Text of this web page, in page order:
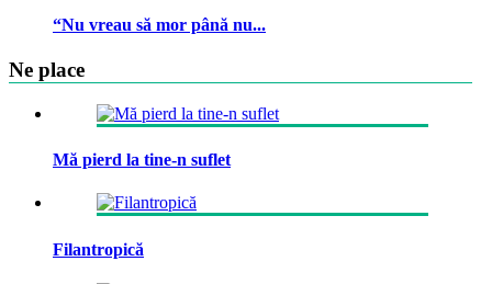
“Nu vreau să mor până nu...
Ne place
Mă pierd la tine-n suflet
Filantropică